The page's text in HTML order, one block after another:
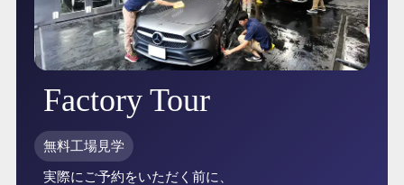
Factory Tour
無料工場見学
実際にご予約をいただく前に、